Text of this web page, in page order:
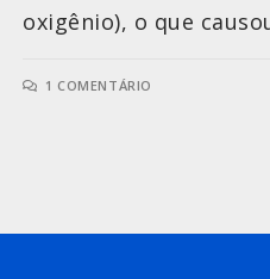
oxigênio), o que
1 COMENTÁRIO